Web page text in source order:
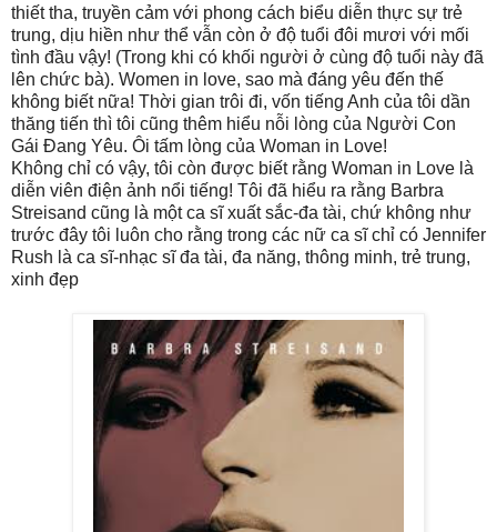
thiết tha, truyền cảm với phong cách biểu diễn thực sự trẻ
trung, dịu hiền như thể vẫn còn ở độ tuổi đôi mươi với mối
tình đầu vậy! (Trong khi có khối người ở cùng độ tuổi này đã
lên chức bà). Women in love, sao mà đáng yêu đến thế
không biết nữa! Thời gian trôi đi, vốn tiếng Anh của tôi dần
thăng tiến thì tôi cũng thêm hiểu nỗi lòng của Người Con
Gái Đang Yêu. Ôi tấm lòng của Woman in Love!
Không chỉ có vậy, tôi còn được biết rằng Woman in Love là
diễn viên điện ảnh nổi tiếng! Tôi đã hiểu ra rằng Barbra
Streisand cũng là một ca sĩ xuất sắc-đa tài, chứ không như
trước đây tôi luôn cho rằng trong các nữ ca sĩ chỉ có Jennifer
Rush là ca sĩ-nhạc sĩ đa tài, đa năng, thông minh, trẻ trung,
xinh đẹp